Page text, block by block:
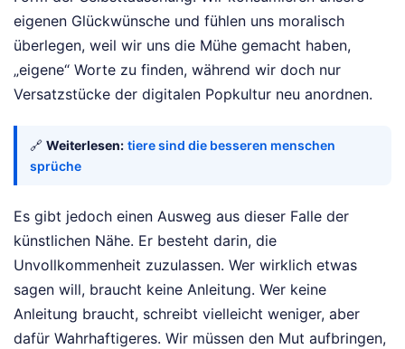
eigenen Glückwünsche und fühlen uns moralisch
überlegen, weil wir uns die Mühe gemacht haben,
„eigene“ Worte zu finden, während wir doch nur
Versatzstücke der digitalen Popkultur neu anordnen.
🔗 Weiterlesen: tiere sind die besseren menschen
sprüche
Es gibt jedoch einen Ausweg aus dieser Falle der
künstlichen Nähe. Er besteht darin, die
Unvollkommenheit zuzulassen. Wer wirklich etwas
sagen will, braucht keine Anleitung. Wer keine
Anleitung braucht, schreibt vielleicht weniger, aber
dafür Wahrhaftigeres. Wir müssen den Mut aufbringen,